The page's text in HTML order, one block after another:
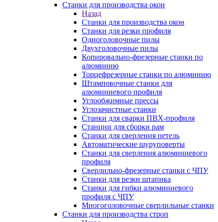
Станки для производства окон
Назад
Станки для производства окон
Станки для резки профиля
Одноголовочные пилы
Двухголовочные пилы
Копировально-фрезерные станки по
алюминию
Торцефрезерные станки по алюминию
Штамповочные станки для
алюминиевого профиля
Углообжимные прессы
Углозачистные станки
Станки для сварки ПВХ-профиля
Станции для сборки рам
Станки для сверления петель
Автоматические шуруповерты
Станки для сверления алюминиевого
профиля
Сверлильно-фрезерные станки с ЧПУ
Станки для резки штапика
Станки для гибки алюминиевого
профиля с ЧПУ
Многоголовочные сверлильные станки
Станки для производства строп